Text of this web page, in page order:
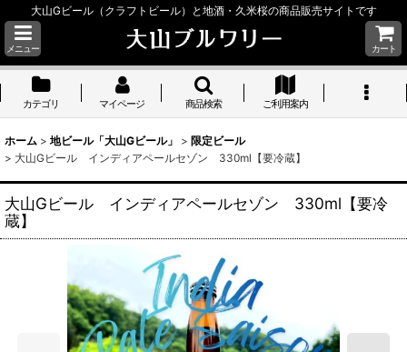
大山Gビール（クラフトビール）と地酒・久米桜の商品販売サイトです
メニュー カート
カテゴリ マイページ 商品検索 ご利用案内
ホーム > 地ビール「大山Gビール」 > 限定ビール
> 大山Gビール インディアペールセゾン 330ml【要冷蔵】
大山Gビール インディアペールセゾン 330ml【要冷
蔵】